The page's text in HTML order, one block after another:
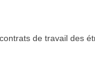
de travail des